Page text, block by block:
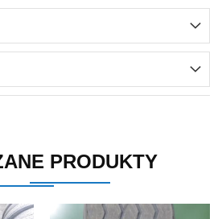
PRODUKTY